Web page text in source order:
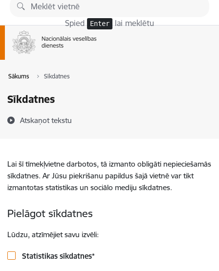
Pāriet uz lapas saturu
Spied Enter lai meklētu
Sākums Sīkdatnes
Sīkdatnes
Atskaņot tekstu
Lai šī tīmekļvietne darbotos, tā izmanto obligāti nepieciešamās
sīkdatnes. Ar Jūsu piekrišanu papildus šajā vietnē var tikt
izmantotas statistikas un sociālo mediju sīkdatnes.
Pielāgot sīkdatnes
Lūdzu, atzīmējiet savu izvēli:
Statistikas sīkdatnes*